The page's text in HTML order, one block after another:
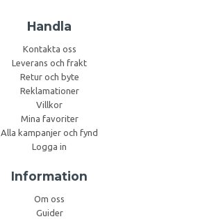
Handla
Kontakta oss
Leverans och frakt
Retur och byte
Reklamationer
Villkor
Mina favoriter
Alla kampanjer och fynd
Logga in
Information
Om oss
Guider